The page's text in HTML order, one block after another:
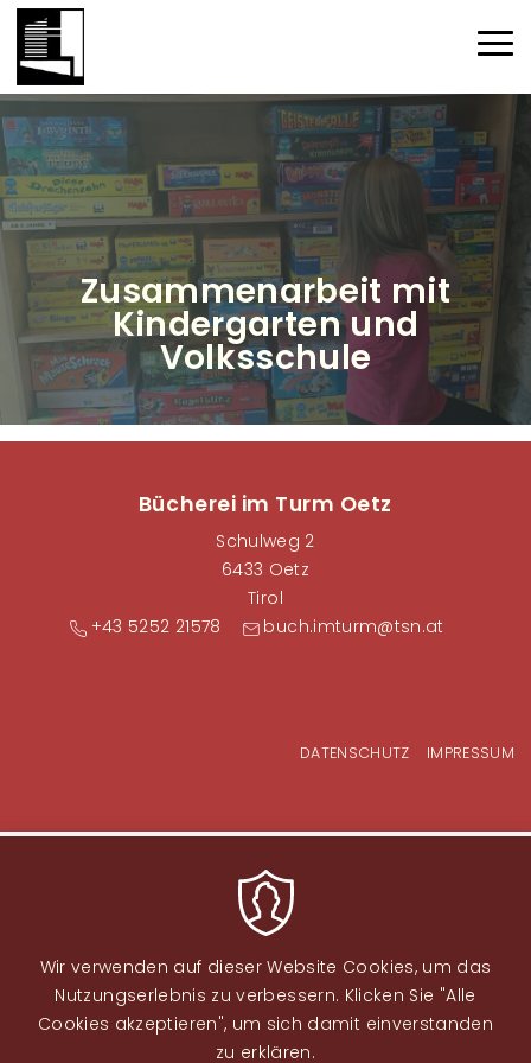
Zusammenarbeit mit
Kindergarten und
Volksschule
Bücherei im Turm Oetz
Schulweg 2
6433 Oetz
Tirol
+43 5252 21578
buch.imturm@tsn.at
DATENSCHUTZ IMPRESSUM
Wir verwenden auf dieser Website Cookies, um das
Nutzungserlebnis zu verbessern. Klicken Sie "Alle
Cookies akzeptieren", um sich damit einverstanden
zu erklären.